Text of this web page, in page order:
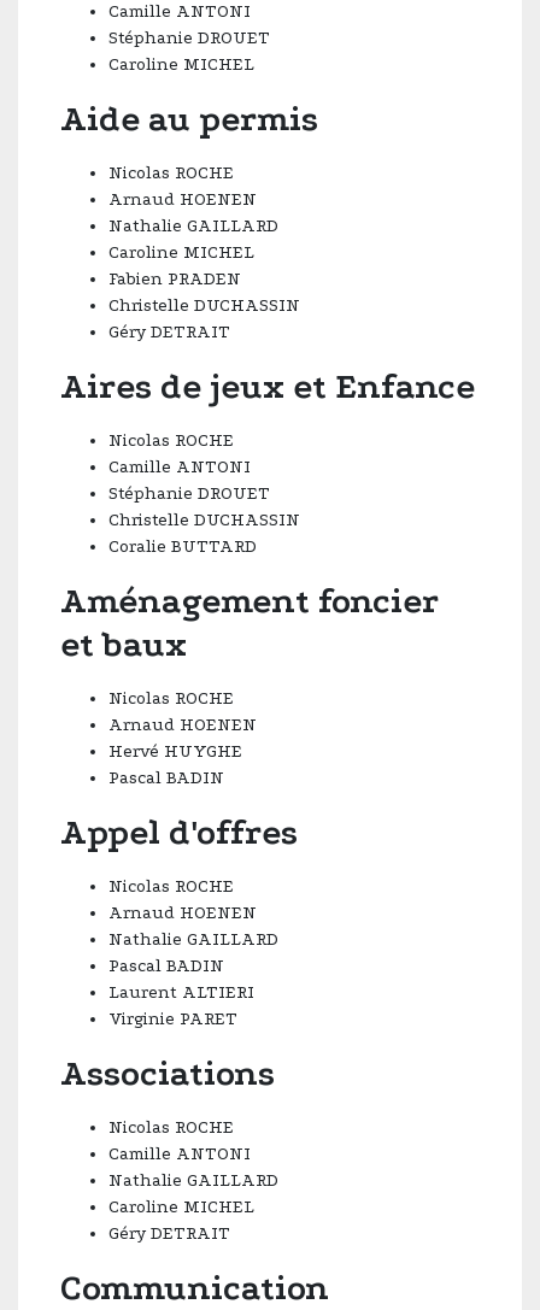
Camille ANTONI
Stéphanie DROUET
Caroline MICHEL
Aide au permis
Nicolas ROCHE
Arnaud HOENEN
Nathalie GAILLARD
Caroline MICHEL
Fabien PRADEN
Christelle DUCHASSIN
Géry DETRAIT
Aires de jeux et Enfance
Nicolas ROCHE
Camille ANTONI
Stéphanie DROUET
Christelle DUCHASSIN
Coralie BUTTARD
Aménagement foncier
et baux
Nicolas ROCHE
Arnaud HOENEN
Hervé HUYGHE
Pascal BADIN
Appel d'offres
Nicolas ROCHE
Arnaud HOENEN
Nathalie GAILLARD
Pascal BADIN
Laurent ALTIERI
Virginie PARET
Associations
Nicolas ROCHE
Camille ANTONI
Nathalie GAILLARD
Caroline MICHEL
Géry DETRAIT
Communication